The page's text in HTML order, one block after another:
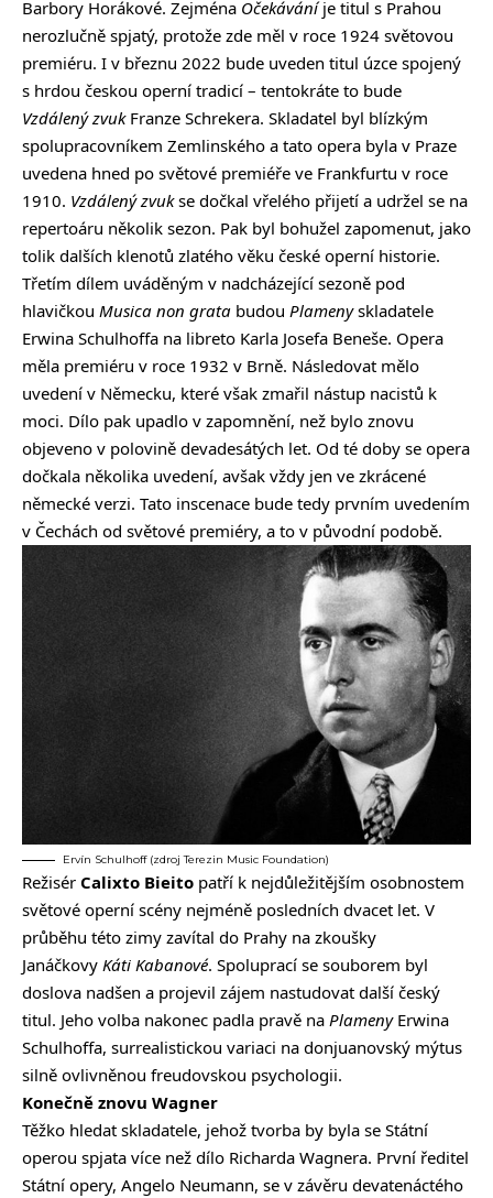
Barbory Horákové. Zejména Očekáváníje titul s Prahou
nerozlučně spjatý, protože zde měl v roce 1924 světovou
premiéru. I v březnu 2022 bude uveden titul úzce spojený
s hrdou českou operní tradicí – tentokráte to bude
Vzdálený zvuk Franze Schrekera. Skladatel byl blízkým
spolupracovníkem Zemlinského a tato opera byla v Praze
uvedena hned po světové premiéře ve Frankfurtu v roce
1910. Vzdálený zvukse dočkal vřelého přijetí a udržel se na
repertoáru několik sezon. Pak byl bohužel zapomenut, jako
tolik dalších klenotů zlatého věku české operní historie.
Třetím dílem uváděným v nadcházející sezoně pod
hlavičkou Musica non grata budou Plamenyskladatele
Erwina Schulhoffa na libreto Karla Josefa Beneše. Opera
měla premiéru v roce 1932 v Brně. Následovat mělo
uvedení v Německu, které však zmařil nástup nacistů k
moci. Dílo pak upadlo v zapomnění, než bylo znovu
objeveno v polovině devadesátých let. Od té doby se opera
dočkala několika uvedení, avšak vždy jen ve zkrácené
německé verzi. Tato inscenace bude tedy prvním uvedením
v Čechách od světové premiéry, a to v původní podobě.
Ervín Schulhoff (zdroj Terezin Music Foundation)
Režisér Calixto Bieito patří k nejdůležitějším osobnostem
světové operní scény nejméně posledních dvacet let. V
průběhu této zimy zavítal do Prahy na zkoušky
Janáčkovy Káti Kabanové. Spoluprací se souborem byl
doslova nadšen a projevil zájem nastudovat další český
titul. Jeho volba nakonec padla pravě na Plameny Erwina
Schulhoffa, surrealistickou variaci na donjuanovský mýtus
silně ovlivněnou freudovskou psychologii.
Konečně znovu Wagner
Těžko hledat skladatele, jehož tvorba by byla se Státní
operou spjata více než dílo Richarda Wagnera. První ředitel
Státní opery, Angelo Neumann, se v závěru devatenáctého